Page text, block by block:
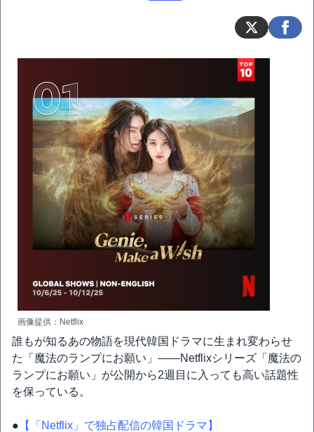
画像提供：Netflix
誰もが知るあの物語を現代韓国ドラマに生まれ変わらせ
た「魔法のランプにお願い」――Netflixシリーズ「魔法の
ランプにお願い」が公開から2週目に入っても高い話題性
を保っている。
● 【「Netflix」で独占配信の韓国ドラマ】